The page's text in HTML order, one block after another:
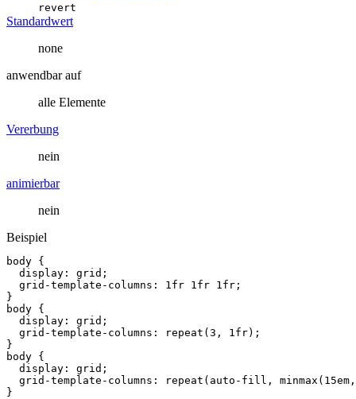
revert
Standardwert
none
anwendbar auf
alle Elemente
Vererbung
nein
animierbar
nein
Beispiel
body {
display : grid ;
grid -template - columns : 1 fr 1 fr 1 fr ;
}
body {
display : grid ;
grid -template - columns : repeat ( 3 , 1 fr);
}
body {
display : grid ;
grid -template - columns : repeat ( auto - fill , minmax ( 15em ,
}